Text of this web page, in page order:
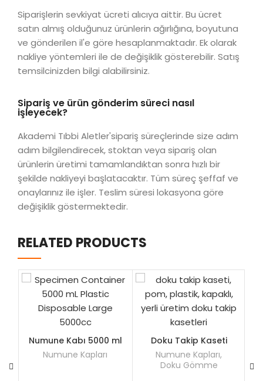
Siparişlerin sevkiyat ücreti alıcıya aittir. Bu ücret
satın almış olduğunuz ürünlerin ağırlığına, boyutuna
ve gönderilen il'e göre hesaplanmaktadır. Ek olarak
nakliye yöntemleri ile de değişiklik gösterebilir. Satış
temsilcinizden bilgi alabilirsiniz.
Sipariş ve ürün gönderim süreci nasıl
işleyecek?
Akademi Tıbbi Aletler'sipariş süreçlerinde size adım
adım bilgilendirecek, stoktan veya sipariş olan
ürünlerin üretimi tamamlandıktan sonra hızlı bir
şekilde nakliyeyi başlatacaktır. Tüm süreç şeffaf ve
onaylarınız ile işler. Teslim süresi lokasyona göre
değişiklik göstermektedir.
RELATED PRODUCTS
Numune Kabı 5000 ml
Numune Kapları
Doku Takip Kaseti
Numune Kapları,
Doku Gömme